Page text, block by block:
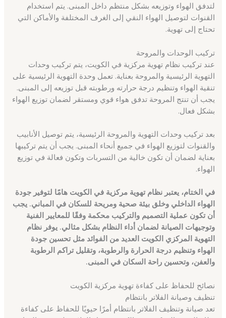
لتدفق الهواء وتوزيعه بشكل منتظم داخل المبنى. يتم استخدام
القنوات لتوصيل الهواء النقي إلى الغرف المختلفة والأماكن التي
تحتاج إلى تهوية.
تركيب الوحدات والمروحة
عند تركيب نظام تهوية مركزية في الكويت، يتم تركيب وحدات
التهوية الرئيسية والمروحة بعناية. تعمل وحدة التهوية الرئيسية على
تنقية الهواء وتنظيم درجة حرارته ورطوبته قبل توزيعه إلى المبنى.
يجب أن تنتج المروحة تدفق هواء قوي ومستقر لضمان توزيع الهواء
بشكل فعال.
بعد تركيب وحدات التهوية والمروحة الرئيسية، يتم توصيل الأنابيب
والقنوات لتوزيع الهواء في جميع أنحاء المبنى. يجب أن يتم تركيبها
بعناية لضمان أن تكون خالية من التسربات وتكون فعالة في توزيع
الهواء.
في الختام، يعتبر نظام تهوية مركزية في الكويت هامًا لتوفير جودة
الهواء الداخلي وخلق بيئة صحية ومريحة للسكان في المباني. يجب
أن تكون عملية التصميم والتركيب محكمة وفقًا للمعايير الفنية
وتوجيهات الصيانة لضمان أداء النظام بشكل مثالي. يوفر نظام
التهوية المركزي الكويت العديد من الفوائد مثل تحسين جودة
الهواء وتنظيم درجة الحرارة والرطوبة، وتقليل تراكم الرطوبة
والعفن، وتحسين راحة السكان في المبنى.
نصائح للحفاظ على كفاءة تهوية مركزية الكويت
تنظيف وصيانة الفلاتر بانتظام
تعد صيانة وتنظيف الفلاتر بانتظام أمرًا حيويًا للحفاظ على كفاءة